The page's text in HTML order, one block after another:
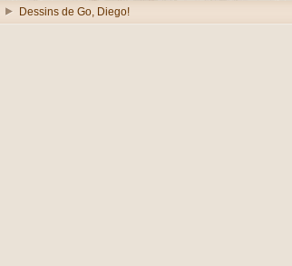
Dessins de Go, Diego!